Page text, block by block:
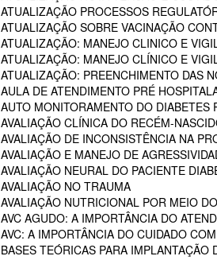
ATUALIZAÇÃO PROCESSOS
ATUALIZAÇÃO SOBRE VACINAÇÃO
ATUALIZAÇÃO: MANEJO CLINICO E
ATUALIZAÇÃO: MANEJO CLÍNICO E
ATUALIZAÇÃO: PREENCHIMENTO DAS
AULA DE ATENDIMENTO PRÉ
AUTO MONITORAMENTO DO
AVALIAÇÃO CLÍNICA DO RECÉM-
AVALIAÇÃO DE INCONSISTÊNCIA NA
AVALIAÇÃO E MANEJO DE
AVALIAÇÃO NEURAL DO PACIENTE
AVALIAÇÃO NO TRAUMA
AVALIAÇÃO NUTRICIONAL POR MEIO
AVC AGUDO: A IMPORTÂNCIA DO
AVC: A IMPORTÂNCIA DO CUIDADO
BASES TEÓRICAS PARA